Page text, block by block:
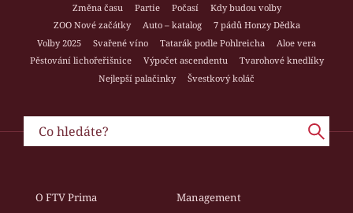
Změna času
Partie Počasí
Kdy budou volby
ZOO Nové začátky
Auto – katalog
7 pádů Honzy Dědka
Volby 2025
Svařené víno Tatarák podle Pohlreicha
Aloe vera
Pěstování lichořeřišnice
Výpočet ascendentu
Tvarohové knedlíky
Nejlepší palačinky
Švestkový koláč
O FTV Prima
Management